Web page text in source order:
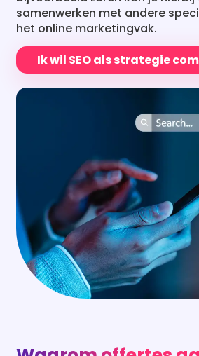
Ik wil SEO als strategie